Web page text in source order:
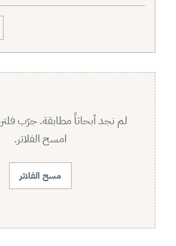
لم نجد أبحاثاً مطابقة. جرّب
امسح الفلاتر.
مسح الفلاتر